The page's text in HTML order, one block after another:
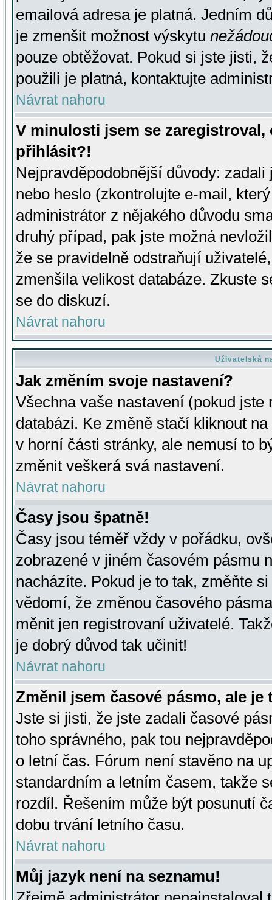
emailová adresa je platná. Jedním
je zmenšit možnost výskytu
pouze obtěžovat. Pokud si jste jisti,
použili je platná, kontaktujte
Návrat nahoru
V minulosti jsem se
přihlásit?!
Nejpravděpodobnější důvody:
nebo heslo (zkontrolujte e-mail,
administrátor z nějakého důvodu
druhý případ, pak jste možná
že se pravidelně odstraňují
zmenšila velikost databáze. Zkuste
se do diskuzí.
Návrat nahoru
Uživatelská
Jak změním svoje nastavení?
Všechna vaše nastavení (pokud
databázi. Ke změně stačí kliknout
v horní části stránky, ale nemusí to
změnit veškerá svá nastavení.
Návrat nahoru
Časy jsou špatně!
Časy jsou téměř vždy v pořádku,
zobrazené v jiném časovém pásmu
nacházíte. Pokud je to tak, změňte
vědomí, že změnou časového
měnit jen registrovaní uživatelé.
je dobrý důvod tak učinit!
Návrat nahoru
Změnil jsem časové pásmo, ale je
Jste si jisti, že jste zadali časové
toho správného, pak tou
o letní čas. Fórum není stavěno na
standardním a letním časem, takže
rozdíl. Řešením může být posunutí
dobu trvání letního času.
Návrat nahoru
Můj jazyk není na seznamu!